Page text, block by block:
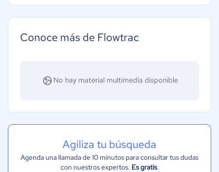
Conoce más de Flowtrac
No hay material multimedia disponible
Agiliza tu búsqueda
Agenda una llamada de 10 minutos para consultar tus dudas
con nuestros expertos. Es gratis.